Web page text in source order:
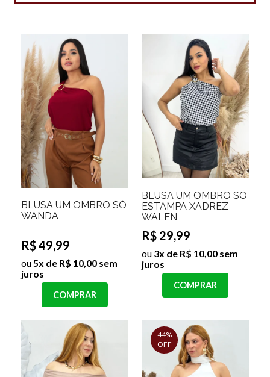
BLUSA UM OMBRO SÓ
WANDA
R$ 49,99
ou 5x de R$ 10,00 sem
juros
COMPRAR
BLUSA UM OMBRO SÓ
ESTAMPA XADREZ
WALEN
R$ 29,99
ou 3x de R$ 10,00 sem
juros
COMPRAR
44%
OFF